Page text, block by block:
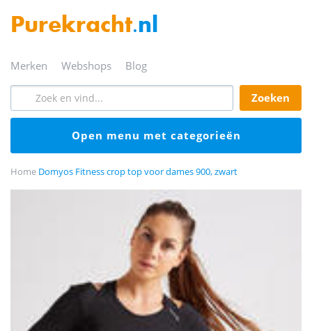
Purekracht.nl
merken webshops blog
zoeken
open menu met categorieën
Home Domyos Fitness crop top voor dames 900, zwart